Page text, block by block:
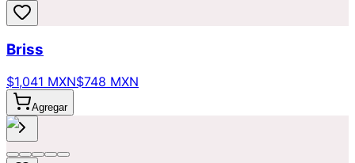
Briss
$1,041 MXN$748 MXN
Agregar